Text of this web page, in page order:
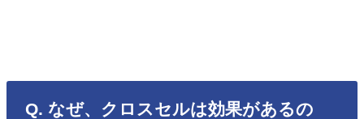
Q. なぜ、クロスセルは効果があるの